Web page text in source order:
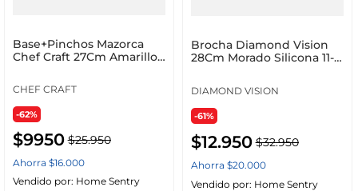
Base+Pinchos Mazorca
Chef Craft 27Cm Amarillo
CHEF CRAFT
-62%
$9950 $25.950
Ahorra $16.000
Vendido por: Home Sentry
Brocha Diamond Vision
28Cm Morado Silicona 11-
DIAMOND VISION
-61%
$12.950 $32.950
Ahorra $20.000
Vendido por: Home Sentry